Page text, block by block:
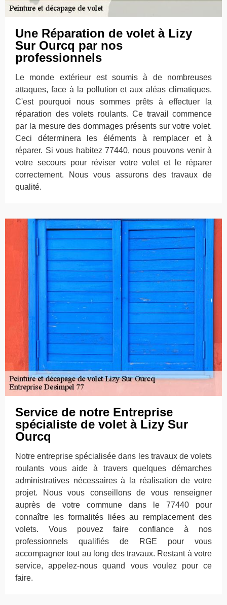
Une Réparation de volet à Lizy
Sur Ourcq par nos
professionnels
Le monde extérieur est soumis à de nombreuses
attaques, face à la pollution et aux aléas climatiques.
C'est pourquoi nous sommes prêts à effectuer la
réparation des volets roulants. Ce travail commence
par la mesure des dommages présents sur votre volet.
Ceci déterminera les éléments à remplacer et à
réparer. Si vous habitez 77440, nous pouvons venir à
votre secours pour réviser votre volet et le réparer
correctement. Nous vous assurons des travaux de
qualité.
Service de notre Entreprise
spécialiste de volet à Lizy Sur
Ourcq
Notre entreprise spécialisée dans les travaux de volets
roulants vous aide à travers quelques démarches
administratives nécessaires à la réalisation de votre
projet. Nous vous conseillons de vous renseigner
auprès de votre commune dans le 77440 pour
connaître les formalités liées au remplacement des
volets. Vous pouvez faire confiance à nos
professionnels qualifiés de RGE pour vous
accompagner tout au long des travaux. Restant à votre
service, appelez-nous quand vous voulez pour ce
faire.